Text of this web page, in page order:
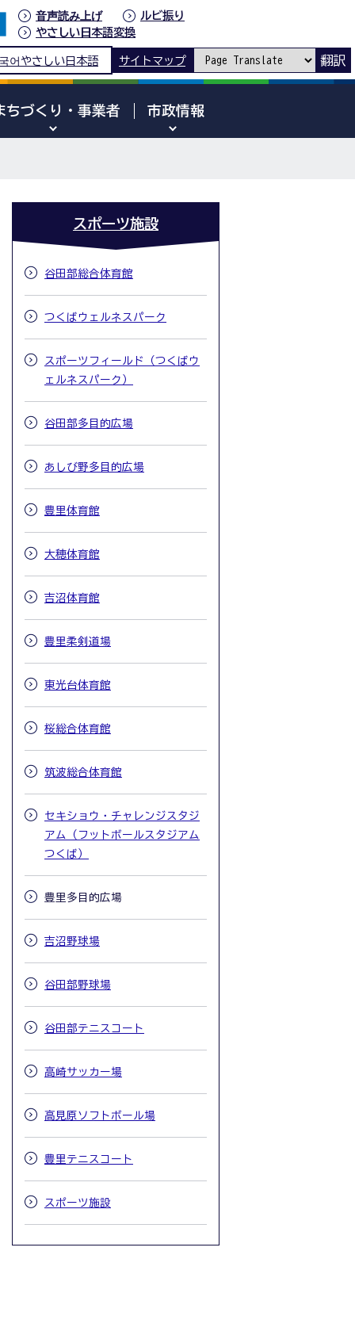
音声読み上げ
ルビ振り
やさしい日本語変換
어 やさしい日本語 サイトマップ 翻訳
ちづくり・事業者 市政情報
スポーツ施設
谷田部総合体育館
つくばウェルネスパーク
スポーツフィールド（つくばウ
ェルネスパーク）
谷田部多目的広場
あしび野多目的広場
豊里体育館
大穂体育館
吉沼体育館
豊里柔剣道場
東光台体育館
桜総合体育館
筑波総合体育館
セキショウ・チャレンジスタジ
アム（フットボールスタジアム
つくば）
豊里多目的広場
吉沼野球場
谷田部野球場
谷田部テニスコート
高崎サッカー場
高見原ソフトボール場
豊里テニスコート
スポーツ施設